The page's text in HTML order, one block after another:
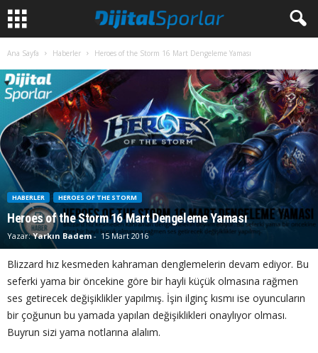
Ana Sayfa Haberler Heroes of the Storm 16 Mart Dengeleme Yaması
HABERLER HEROES OF THE STORM
Heroes of the Storm 16 Mart Dengeleme Yaması
Yazar: Yarkın Badem- 15 Mart 2016
Blizzard hız kesmeden kahraman denglemelerin devam ediyor. Bu
seferki yama bir öncekine göre bir hayli küçük olmasına rağmen
ses getirecek değişiklikler yapılmış. İşin ilginç kısmı ise oyuncuların
bir çoğunun bu yamada yapılan değişiklikleri onaylıyor olması.
Buyrun sizi yama notlarına alalım.